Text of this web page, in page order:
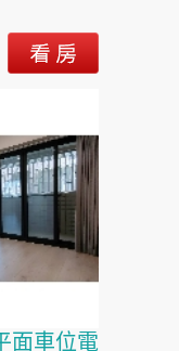
面車位電